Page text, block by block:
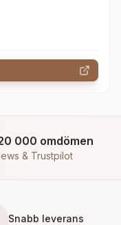
000 omdömen
& Trustpilot
Snabb leverans